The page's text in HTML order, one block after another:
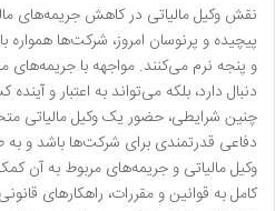
نقش وکیل مالیاتی در کاهش جریمه‌های
پیچیده و پرنوسان امروز، شرکت‌ها
و پنجه نرم می‌کنند. مواجهه با جریمه‌های
دنبال دارد، بلکه می‌تواند به اعتبار و
چنین شرایطی، حضور یک وکیل مالیاتی
دفاعی قدرتمندی برای شرکت‌ها باشد و به
وکیل مالیاتی و جریمه‌های مربوط به آن
کامل به قوانین و مقررات، راهکارهای